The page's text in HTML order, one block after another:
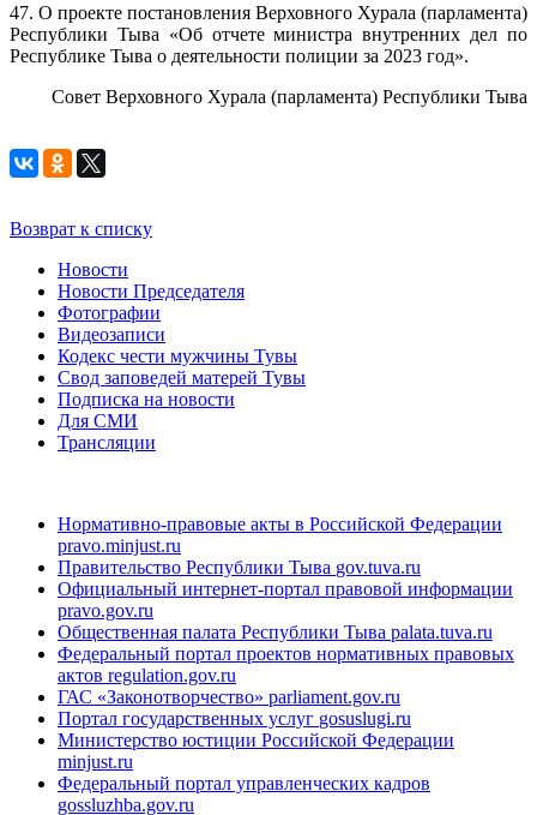
47. О проекте постановления Верховного Хурала (парламента)
Республики Тыва «Об отчете министра внутренних дел по
Республике Тыва о деятельности полиции за 2023 год».
Совет Верховного Хурала (парламента) Республики Тыва
Возврат к списку
Новости
Новости Председателя
Фотографии
Видеозаписи
Кодекс чести мужчины Тувы
Свод заповедей матерей Тувы
Подписка на новости
Для СМИ
Трансляции
Нормативно-правовые акты в Российской Федерации
pravo.minjust.ru
Правительство Республики Тыва gov.tuva.ru
Официальный интернет-портал правовой информации
pravo.gov.ru
Общественная палата Республики Тыва palata.tuva.ru
Федеральный портал проектов нормативных правовых
актов regulation.gov.ru
ГАС «Законотворчество» parliament.gov.ru
Портал государственных услуг gosuslugi.ru
Министерство юстиции Российской Федерации
minjust.ru
Федеральный портал управленческих кадров
gossluzhba.gov.ru